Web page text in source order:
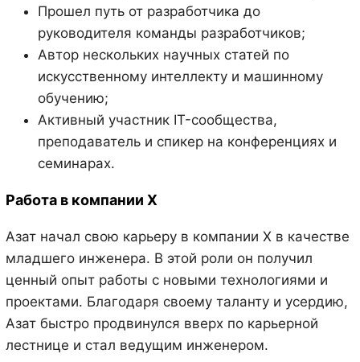
Прошел путь от разработчика до
руководителя команды разработчиков;
Автор нескольких научных статей по
искусственному интеллекту и машинному
обучению;
Активный участник IT-сообщества,
преподаватель и спикер на конференциях и
семинарах.
Работа в компании X
Азат начал свою карьеру в компании X в качестве
младшего инженера. В этой роли он получил
ценный опыт работы с новыми технологиями и
проектами. Благодаря своему таланту и усердию,
Азат быстро продвинулся вверх по карьерной
лестнице и стал ведущим инженером.